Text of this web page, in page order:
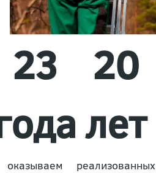
23
оказываем
20
лет
реализованных